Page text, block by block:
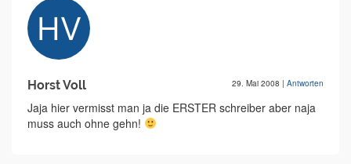
Horst Voll 29. Mai 2008 | Antworten
Jaja hier vermisst man ja die ERSTER schreiber aber naja
muss auch ohne gehn!